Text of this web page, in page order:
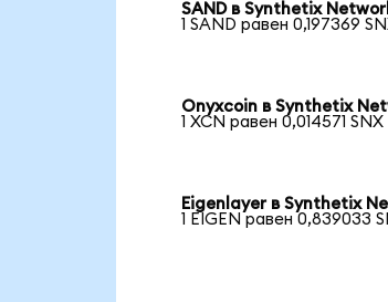
SAND в Synthetix
1 SAND равен 0,197369
Onyxcoin в Synthetix
1 XCN равен 0,014571 SNX
Eigenlayer в Synthetix
1 EIGEN равен 0,839033